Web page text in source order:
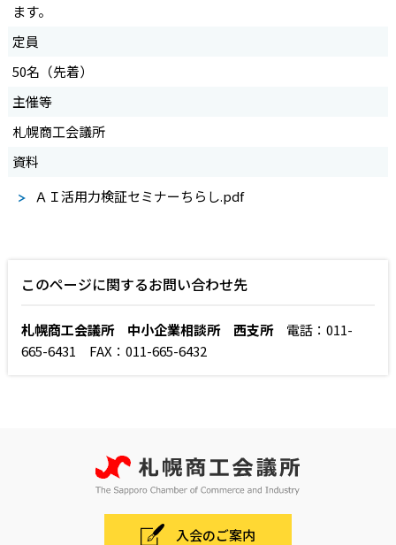
ます。
定員
50名（先着）
主催等
札幌商工会議所
資料
ＡＩ活用力検証セミナーちらし.pdf
このページに関するお問い合わせ先
札幌商工会議所 中小企業相談所 西支所電話：011-
665-6431 FAX：011-665-6432
入会のご案内